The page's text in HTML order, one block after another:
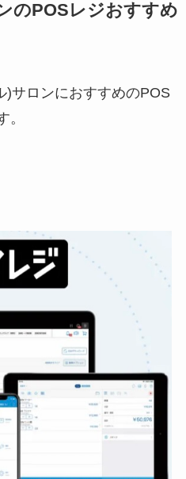
のPOSレジおすすめ
)サロンにおすすめのPOS
。